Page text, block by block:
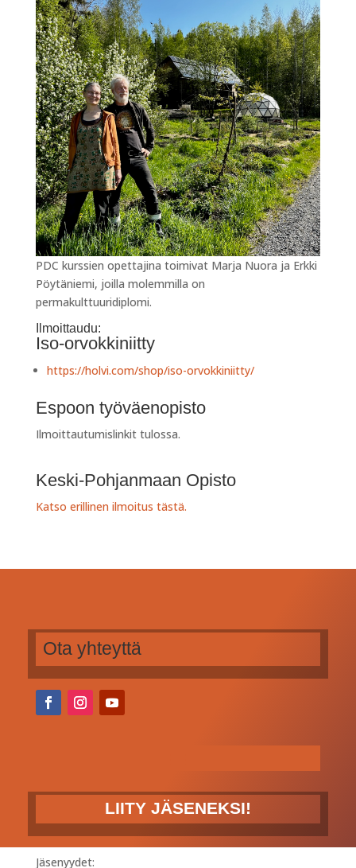
PDC kurssien opettajina toimivat Marja Nuora ja Erkki
Pöytäniemi, joilla molemmilla on
permakulttuuridiplomi.
Ilmoittaudu:
Iso-orvokkiniitty
https://holvi.com/shop/iso-orvokkiniitty/
Espoon työväenopisto
Ilmoittautumislinkit tulossa.
Keski-Pohjanmaan Opisto
Katso erillinen ilmoitus tästä.
Ota yhteyttä
LIITY JÄSENEKSI!
Jäsenyydet: